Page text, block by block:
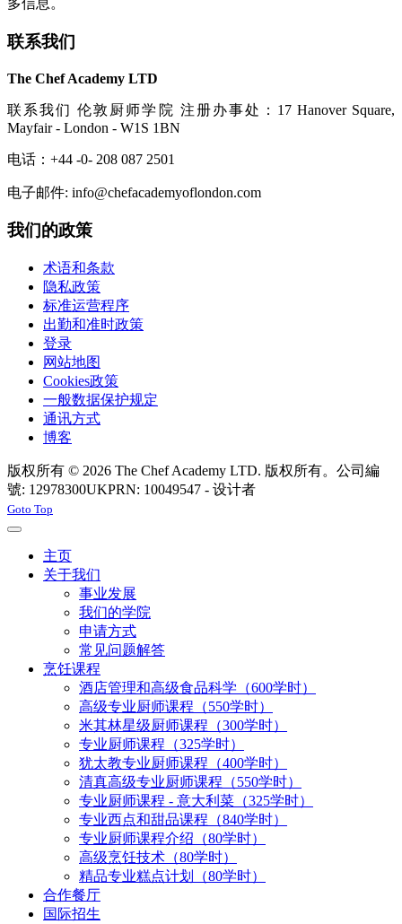
多信息。
联系我们
The Chef Academy LTD
联系我们 伦敦厨师学院 注册办事处：17 Hanover Square,
Mayfair - London - W1S 1BN
电话：+44 -0- 208 087 2501
电子邮件: info@chefacademyoflondon.com
我们的政策
术语和条款
隐私政策
标准运营程序
出勤和准时政策
登录
网站地图
Cookies政策
一般数据保护规定
通讯方式
博客
版权所有 © 2026 The Chef Academy LTD. 版权所有。公司編
號: 12978300UKPRN: 10049547 - 设计者
Joomla! 3 Templates
Goto Top
主页
关于我们
事业发展
我们的学院
申请方式
常见问题解答
烹饪课程
酒店管理和高级食品科学（600学时）
高级专业厨师课程（550学时）
米其林星级厨师课程（300学时）
专业厨师课程（325学时）
犹太教专业厨师课程（400学时）
清真高级专业厨师课程（550学时）
专业厨师课程 - 意大利菜（325学时）
专业西点和甜品课程（840学时）
专业厨师课程介绍（80学时）
高级烹饪技术（80学时）
精品专业糕点计划（80学时）
合作餐厅
国际招生